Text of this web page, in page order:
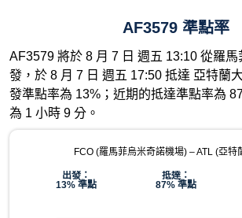
AF3579 準點率
AF3579 將於 8 月 7 日 週五 13:10 從羅
發，於 8 月 7 日 週五 17:50 抵達 亞特蘭
發準點率為 13%；近期的抵達準點率為
為 1 小時 9 分。
FCO (羅馬菲烏米奇諾機場) – ATL (亞特
出發：
13% 準點
抵達：
87% 準點